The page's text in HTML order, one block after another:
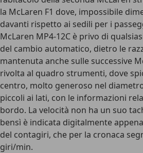
la McLaren F1 dove, impossibile
davanti rispetto ai sedili per i
McLaren MP4-12C è privo di
del cambio automatico, dietro le
mantenuta anche sulle successive
rivolta al quadro strumenti, dove
centro, molto generoso nel
piccoli ai lati, con le informazioni
bordo. La velocità non ha un suo
bensì è indicata digitalmente
del contagiri, che per la cronaca
giri/min.